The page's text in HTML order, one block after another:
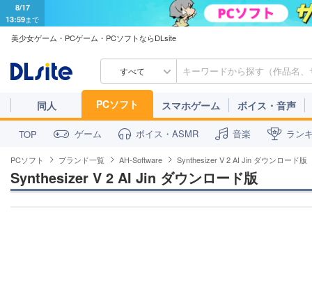
8/17
13:59まで
美少女ゲーム・PCゲーム・PCソフトならDLsite
すべて
同人 PCソフト スマホゲーム ボイス・音声
TOP ゲーム ボイス・ASMR 音楽 ラン
PCソフト ブランド一覧 AH-Software Synthesizer V 2 AI Jin ダウンロード版
Synthesizer V 2 AI Jin ダウンロード版